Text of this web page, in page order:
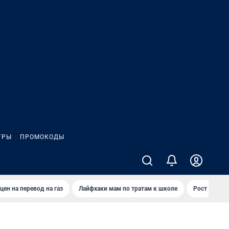
ПРОМОКОДЫ
на перевод на газ Лайфхаки мам по тратам к школе Рост цен на